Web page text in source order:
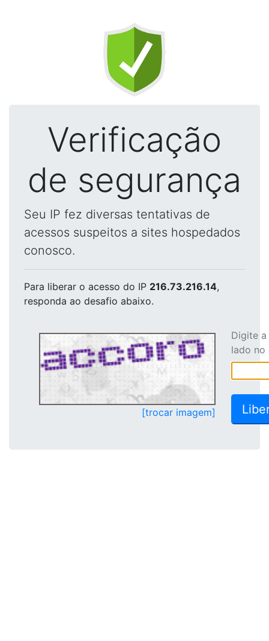
Verificação
de segurança
Seu IP fez diversas tentativas de
acessos suspeitos a sites hospedados
conosco.
Para liberar o acesso do IP 216.73.216.14,
responda ao desafio abaixo.
[trocar imagem]
Digite
lado no